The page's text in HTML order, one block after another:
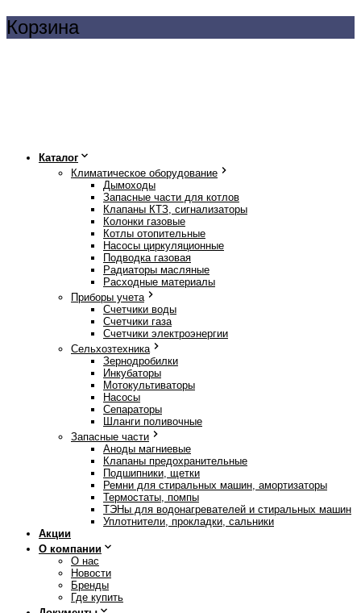
Корзина
Каталог
Климатическое оборудование
Дымоходы
Запасные части для котлов
Клапаны КТЗ, сигнализаторы
Колонки газовые
Котлы отопительные
Насосы циркуляционные
Подводка газовая
Радиаторы масляные
Расходные материалы
Приборы учета
Счетчики воды
Счетчики газа
Счетчики электроэнергии
Сельхозтехника
Зернодробилки
Инкубаторы
Мотокультиваторы
Насосы
Сепараторы
Шланги поливочные
Запасные части
Аноды магниевые
Клапаны предохранительные
Подшипники, щетки
Ремни для стиральных машин, амортизаторы
Термостаты, помпы
ТЭНы для водонагревателей и стиральных машин
Уплотнители, прокладки, сальники
Акции
О компании
О нас
Новости
Бренды
Где купить